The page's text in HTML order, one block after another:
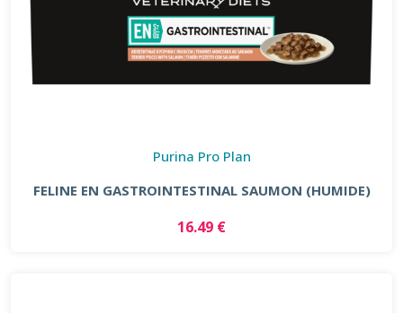
Purina Pro Plan
FELINE EN GASTROINTESTINAL SAUMON (HUMIDE)
16.49 €